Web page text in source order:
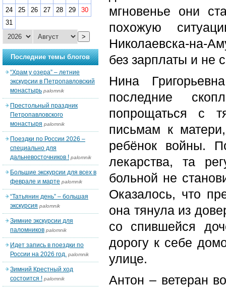
мгновенье они
похожую
Николаевска-на-
без зарплаты и не
Нина
последние
попрощаться с
письмам к
ребёнок войны.
лекарства, та
больной не
Оказалось, что
она тянула из
со спившейся
дорогу к себе
улице.
Антон – ветеран
24
25 26 27 28 29
30
31
>
Последние темы блогов
“Храм у озера” – летние
экскурсии в Петропавловский
монастырь palomnik
Престольный праздник
Петропавловского
монастыря palomnik
Поездки по России 2026 –
специально для
дальневосточников ! palomnik
Большие экскурсии для всех в
феврале и марте palomnik
“Татьянин день” – большая
экскурсия palomnik
Зимние экскурсии для
паломников palomnik
Идет запись в поездки по
России на 2026 год. palomnik
Зимний Крестный ход
состоится ! palomnik